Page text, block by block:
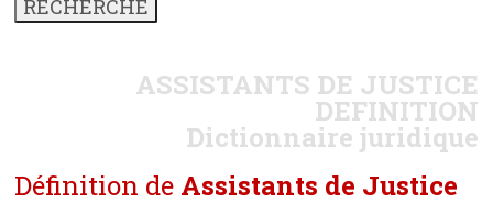
ASSISTANTS DE JUSTICE
DEFINITION
Dictionnaire juridique
Définition de Assistants de Justice